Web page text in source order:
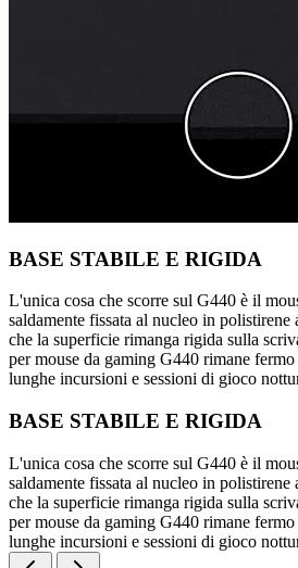
BASE STABILE E RIGIDA
L'unica cosa che scorre sul G440 è il
saldamente fissata al nucleo in
che la superficie rimanga rigida sulla
per mouse da gaming G440 rimane
lunghe incursioni e sessioni di gioco
BASE STABILE E RIGIDA
L'unica cosa che scorre sul G440 è il
saldamente fissata al nucleo in
che la superficie rimanga rigida sulla
per mouse da gaming G440 rimane
lunghe incursioni e sessioni di gioco